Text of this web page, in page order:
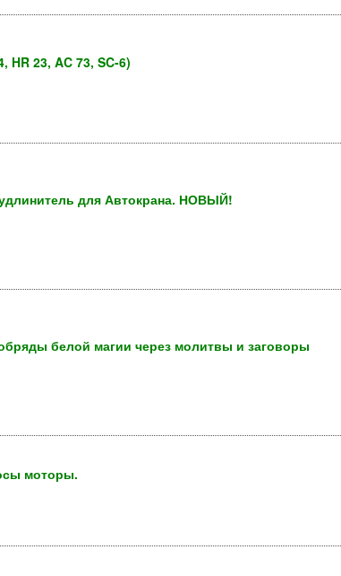
HR 23, AC 73, SC-6)
для Автокрана. НОВЫЙ!
белой магии через молитвы и заговоры
моторы.